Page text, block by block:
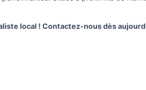
local ! Contactez-nous dès